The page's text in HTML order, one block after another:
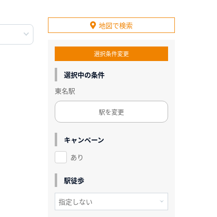
地図で検索
選択条件変更
選択中の条件
東名駅
駅を変更
キャンペーン
あり
駅徒歩